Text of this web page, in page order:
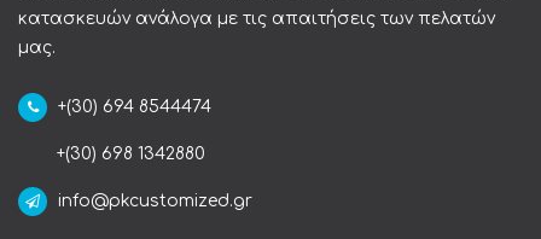
κατασκευών ανάλογα με τις απαιτήσεις των πελατών
μας.
+(30) 694 8544474
+(30) 698 1342880
info@pkcustomized.gr